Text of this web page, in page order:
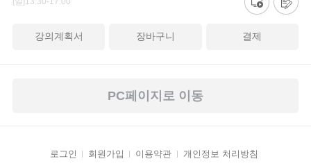
강의계획서 장바구니 결제
PC페이지로 이동
로그인 회원가입 이용약관 개인정보 처리방침